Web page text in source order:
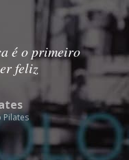
é o primeiro
feliz